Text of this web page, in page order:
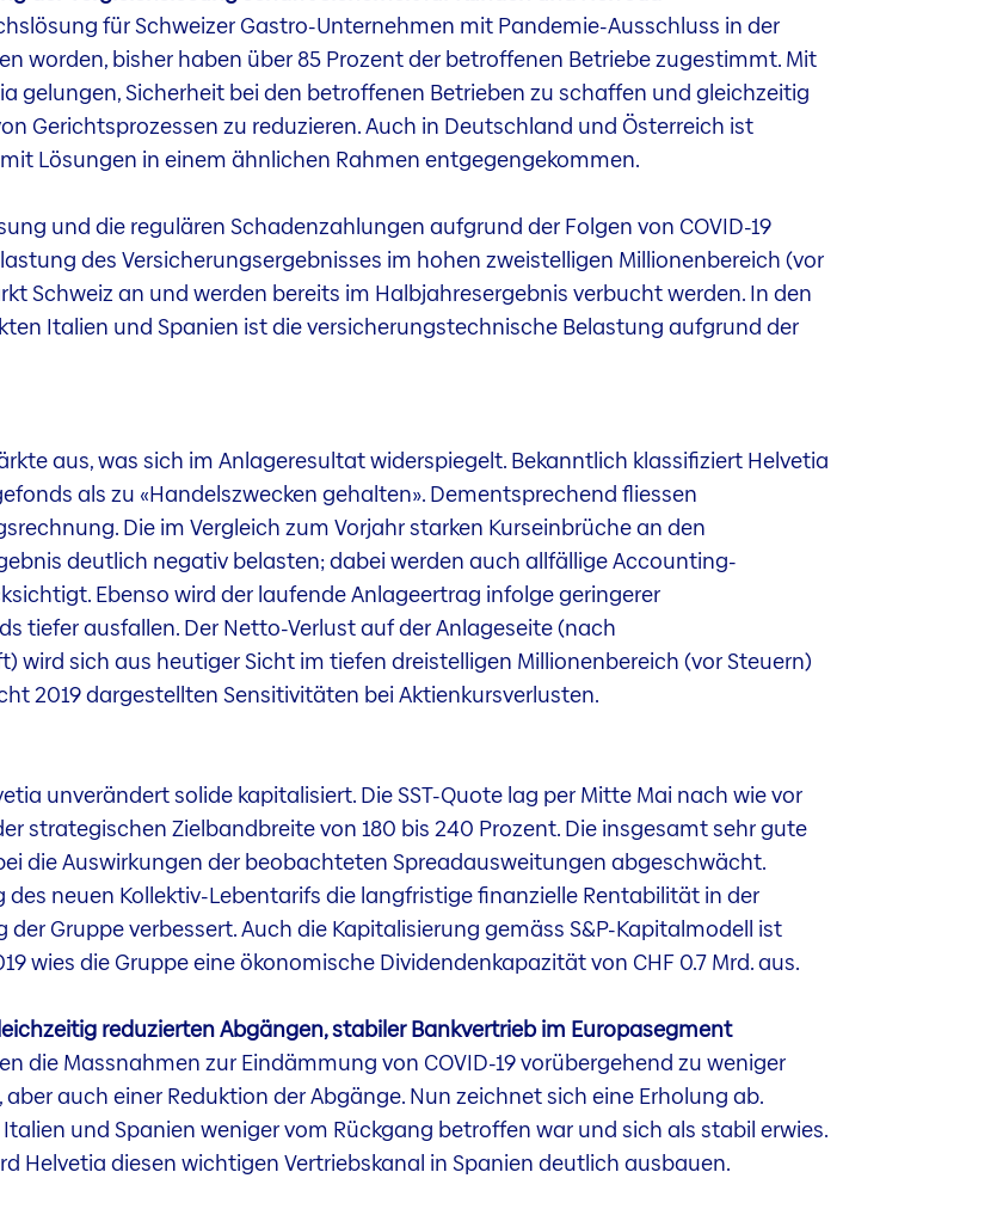
für Schweizer Gastro-Unternehmen mit Pandemie-Ausschluss in der
worden, bisher haben über 85 Prozent der betroffenen Betriebe zugestimmt. Mit
gelungen, Sicherheit bei den betroffenen Betrieben zu schaffen und gleichzeitig
Gerichtsprozessen zu reduzieren. Auch in Deutschland und Österreich ist
Lösungen in einem ähnlichen Rahmen entgegengekommen.
und die regulären Schadenzahlungen aufgrund der Folgen von COVID-19
des Versicherungsergebnisses im hohen zweistelligen Millionenbereich (vor
Schweiz an und werden bereits im Halbjahresergebnis verbucht werden. In den
Italien und Spanien ist die versicherungstechnische Belastung aufgrund der
aus, was sich im Anlageresultat widerspiegelt. Bekanntlich klassifiziert Helvetia
als zu «Handelszwecken gehalten». Dementsprechend fliessen
Die im Vergleich zum Vorjahr starken Kurseinbrüche an den
deutlich negativ belasten; dabei werden auch allfällige Accounting-
Ebenso wird der laufende Anlageertrag infolge geringerer
tiefer ausfallen. Der Netto-Verlust auf der Anlageseite (nach
wird sich aus heutiger Sicht im tiefen dreistelligen Millionenbereich (vor Steuern)
2019 dargestellten Sensitivitäten bei Aktienkursverlusten.
unverändert solide kapitalisiert. Die SST-Quote lag per Mitte Mai nach wie vor
strategischen Zielbandbreite von 180 bis 240 Prozent. Die insgesamt sehr gute
die Auswirkungen der beobachteten Spreadausweitungen abgeschwächt.
neuen Kollektiv-Lebentarifs die langfristige finanzielle Rentabilität in der
Gruppe verbessert. Auch die Kapitalisierung gemäss S&P-Kapitalmodell ist
wies die Gruppe eine ökonomische Dividendenkapazität von CHF 0.7 Mrd. aus.
reduzierten Abgängen, stabiler Bankvertrieb im Europasegment
die Massnahmen zur Eindämmung von COVID-19 vorübergehend zu weniger
auch einer Reduktion der Abgänge. Nun zeichnet sich eine Erholung ab.
und Spanien weniger vom Rückgang betroffen war und sich als stabil erwies.
Helvetia diesen wichtigen Vertriebskanal in Spanien deutlich ausbauen.